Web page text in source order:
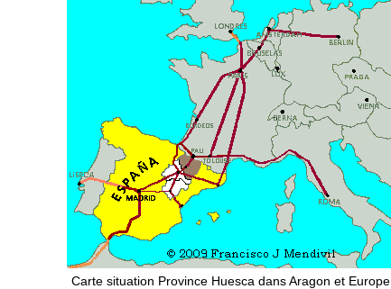
Carte situation Province Huesca dans Aragon et Europe.